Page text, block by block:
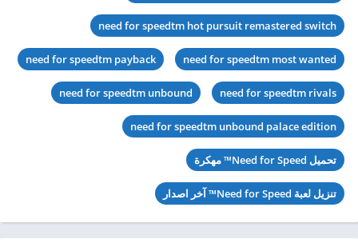
need for speedtm hot pursuit remastered switch
need for speedtm most wanted
need for speedtm payback
need for speedtm rivals
need for speedtm unbound
need for speedtm unbound palace edition
تحميل Need for Speed™ مهكرة
تنزيل لعبة Need for Speed™ آخر اصدار